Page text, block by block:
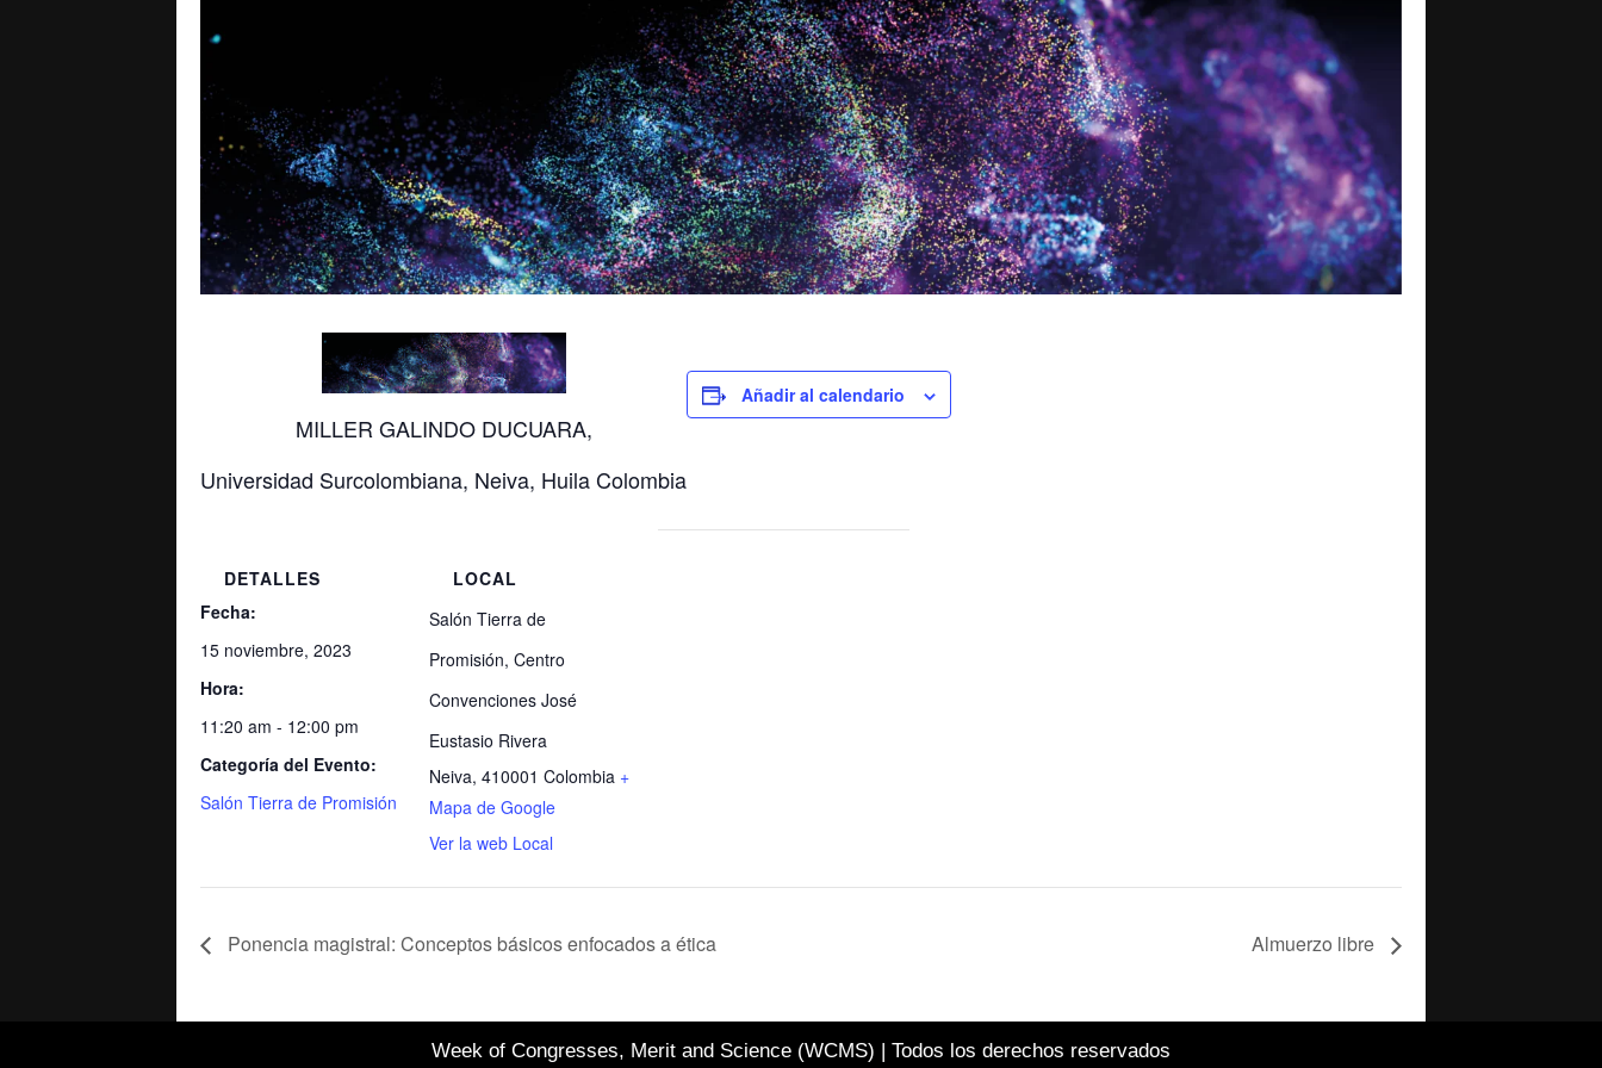
MILLER GALINDO DUCUARA,
Universidad Surcolombiana, Neiva, Huila Colombia
Añadir al calendario
DETALLES
Fecha:
15 noviembre, 2023
Hora:
11:20 am - 12:00 pm
Categoría del Evento:
Salón Tierra de Promisión
LOCAL
Salón Tierra de
Promisión, Centro
Convenciones José
Eustasio Rivera
Neiva, 410001 Colombia +
Mapa de Google
Ver la web Local
Ponencia magistral: Conceptos básicos enfocados a ética Almuerzo libre
Week of Congresses, Merit and Science (WCMS) | Todos los derechos reservados